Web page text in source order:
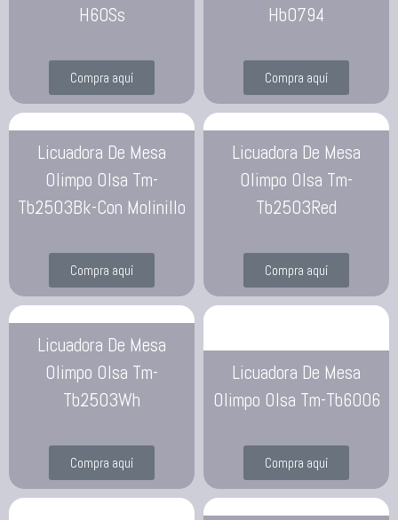
H60Ss
Compra aquí
Hb0794
Compra aquí
Licuadora De Mesa
Olimpo Olsa Tm-
Tb2503Bk-Con Molinillo
Compra aquí
Licuadora De Mesa
Olimpo Olsa Tm-
Tb2503Red
Compra aquí
Licuadora De Mesa
Olimpo Olsa Tm-
Tb2503Wh
Compra aquí
Licuadora De Mesa
Olimpo Olsa Tm-Tb6006
Compra aquí